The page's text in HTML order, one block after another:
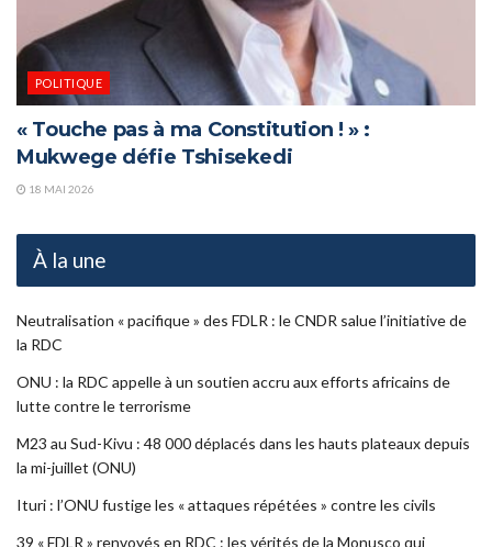
POLITIQUE
« Touche pas à ma Constitution ! » :
Mukwege défie Tshisekedi
18 MAI 2026
À la une
Neutralisation « pacifique » des FDLR : le CNDR salue l’initiative de
la RDC
ONU : la RDC appelle à un soutien accru aux efforts africains de
lutte contre le terrorisme
M23 au Sud-Kivu : 48 000 déplacés dans les hauts plateaux depuis
la mi-juillet (ONU)
Ituri : l’ONU fustige les « attaques répétées » contre les civils
39 « FDLR » renvoyés en RDC : les vérités de la Monusco qui